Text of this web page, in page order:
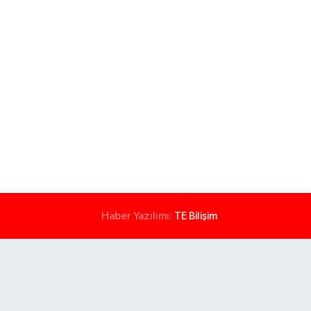
Haber Yazılımı: TE Bilişim